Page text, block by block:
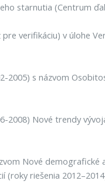
starnutia (Centrum
verifikáciu) v úlohe
2005) s názvom
2008) Nové trendy
Nové
(roky riešenia